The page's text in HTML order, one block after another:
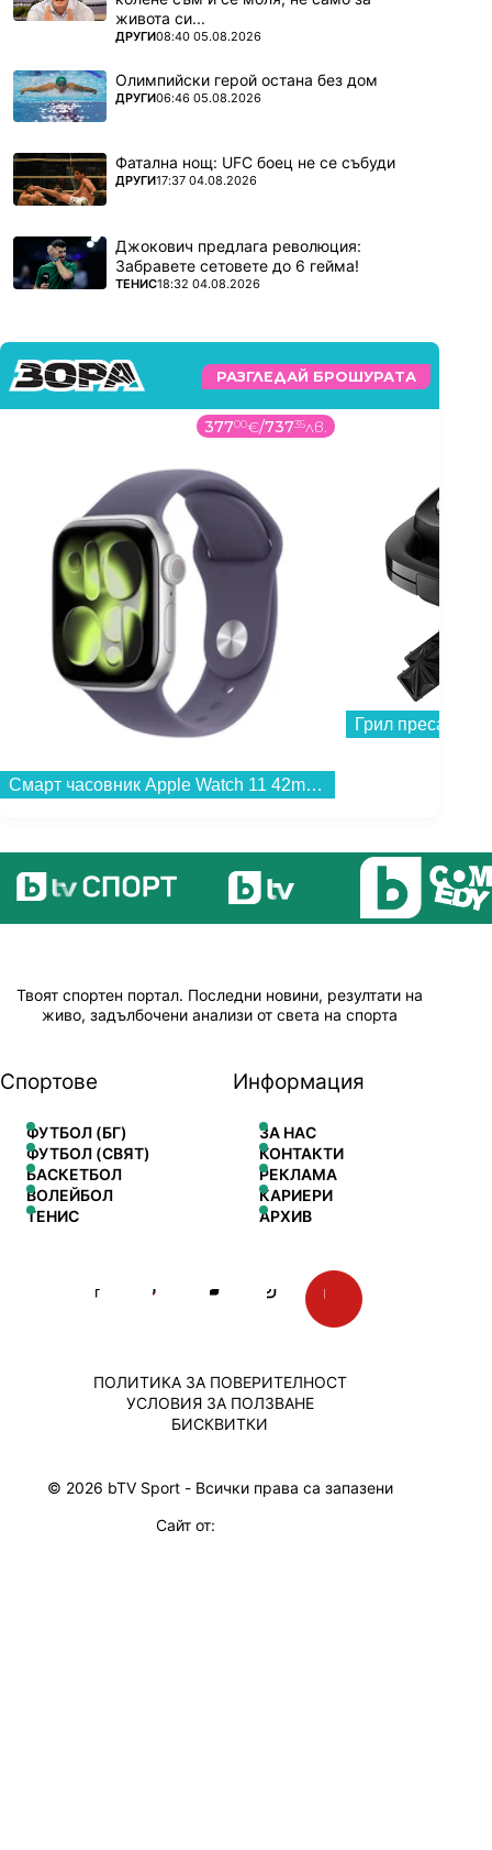
живота си...
ПОВЕЧЕ ОТ
ДРУГИ08:40 05.08.2026
Олимпийски герой остана без дом
ПОВЕЧЕ ОТ
ДРУГИ06:46 05.08.2026
Фатална нощ: UFC боец не се събуди
ПОВЕЧЕ ОТ
ДРУГИ17:37 04.08.2026
Джокович предлага революция:
Забравете сетовете до 6 гейма!
ПОВЕЧЕ ОТ
ТЕНИС18:32 04.08.2026
РАЗГЛЕДАЙ БРОШУРАТА
37700€/73735лв.
Смарт часовник Apple Watch 11 42mm Silver/Purple Band S/M meu64 , 1.80 , 64 , Apple S10 SiP 64-bit Dual Core...
Грил преса
Твоят спортен портал. Последни новини, резултати на
живо, задълбочени анализи от света на спорта
Спортове
ФУТБОЛ (БГ)
ФУТБОЛ (СВЯТ)
БАСКЕТБОЛ
ВОЛЕЙБОЛ
ТЕНИС
Информация
ЗА НАС
КОНТАКТИ
РЕКЛАМА
КАРИЕРИ
АРХИВ
© 2026 bTV Sport - Всички права са запазени
ПОЛИТИКА ЗА ПОВЕРИТЕЛНОСТ
УСЛОВИЯ ЗА ПОЛЗВАНЕ
БИСКВИТКИ
Сайт от: